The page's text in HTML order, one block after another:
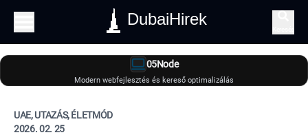
DubaiHirek
05Node
Modern webfejlesztés és kereső optimalizálás
UAE, UTAZÁS, ÉLETMÓD
2026. 02. 25